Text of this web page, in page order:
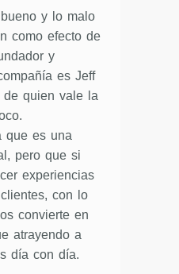
y lo malo
como efecto de
y
es Jeff
de quien vale la
que es una
pero que si
experiencias
con lo
convierte en
atrayendo a
día con día.